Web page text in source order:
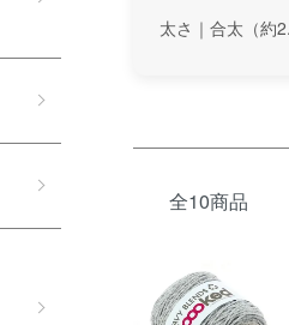
太さ｜合太（約
全10商品